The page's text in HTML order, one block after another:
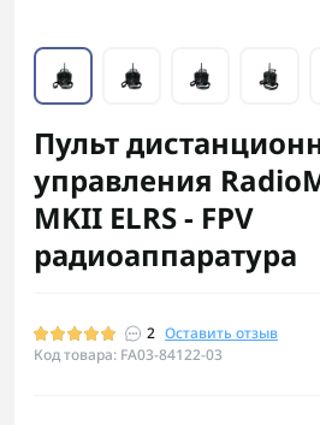
Пульт
управления
MKII ELRS - FPV
радиоаппаратура
2 Оставить отзыв
Код товара: FA03-84122-03